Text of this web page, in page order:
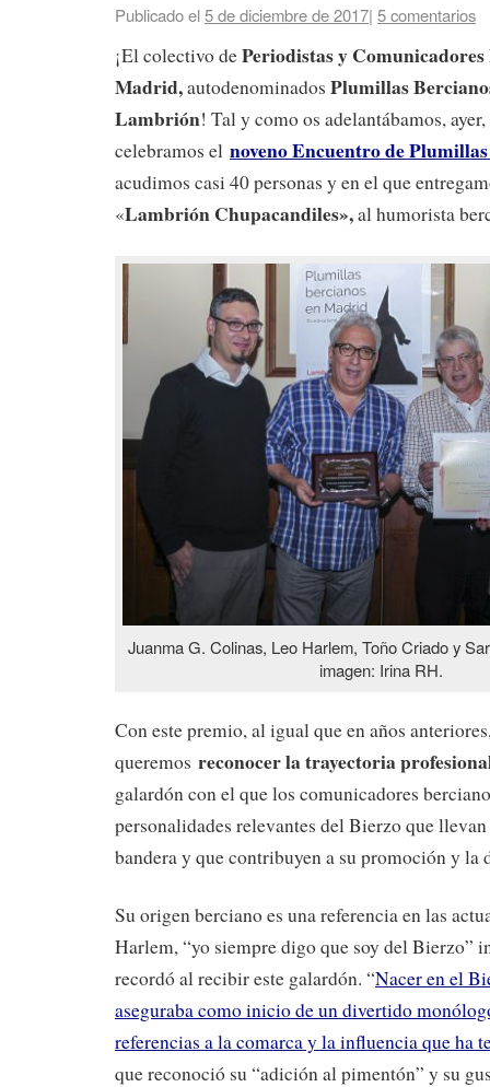
Publicado el5 de diciembre de 2017| 5 comentarios
¡El colectivo dePeriodistas y
Madrid,autodenominados Plumillas
Lambrión! Tal y como os adelantábamos,
celebramos el noveno Encuentro de
acudimos casi 40 personas y en el que
«Lambrión Chupacandiles»,al humorista
Juanma G. Colinas, Leo Harlem, Toño Criado y
imagen: Irina RH.
Con este premio, al igual que en años
queremos reconocer la trayectoria
galardón con el que los comunicadores
personalidades relevantes del Bierzo que
bandera y que contribuyen a su promoción y la
Su origen berciano es una referencia en las
Harlem, “yo siempre digo que soy del Bierzo”
recordó al recibir este galardón. “Nacer en el
aseguraba como inicio de un divertido
referencias a la comarca y la influencia que ha
que reconoció su “adición al pimentón” y su